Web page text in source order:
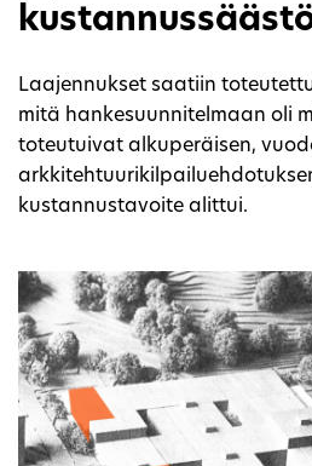
Laajennukset saatiin
mitä hankesuunnitelmaan oli
toteutuivat alkuperäisen,
kustannustavoite alittui.